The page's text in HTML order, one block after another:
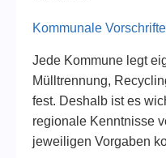
Kommunale
Jede Kommune legt
Mülltrennung,
fest. Deshalb ist es
regionale Kenntnisse
jeweiligen Vorgaben